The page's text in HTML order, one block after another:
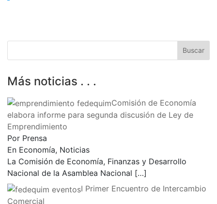
Más noticias . . .
Comisión de Economía
elabora informe para segunda discusión de Ley de
Emprendimiento
Por Prensa
En Economía, Noticias
La Comisión de Economía, Finanzas y Desarrollo
Nacional de la Asamblea Nacional […]
I Primer Encuentro de Intercambio
Comercial